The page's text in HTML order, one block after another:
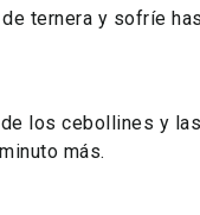
ternera y sofríe
los cebollines y
más.